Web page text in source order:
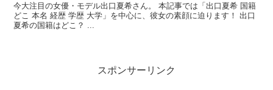
今大注目の女優・モデル出口夏希さん。 本記事では「出口夏希 国籍
どこ 本名 経歴 学歴 大学」を中心に、彼女の素顔に迫ります！ 出口
夏希の国籍はどこ？ ...
スポンサーリンク